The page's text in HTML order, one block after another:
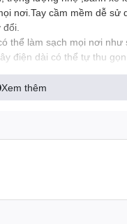
nơi.Tay cầm mềm dễ sử
thể làm sạch mọi nơi như
điện dài có thể tự thu
đến sinh hoạt của gia
chuẩn Nhật Bản, đảm
Xem thêm